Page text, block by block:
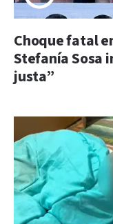
Choque fatal
Stefanía Sosa
justa”